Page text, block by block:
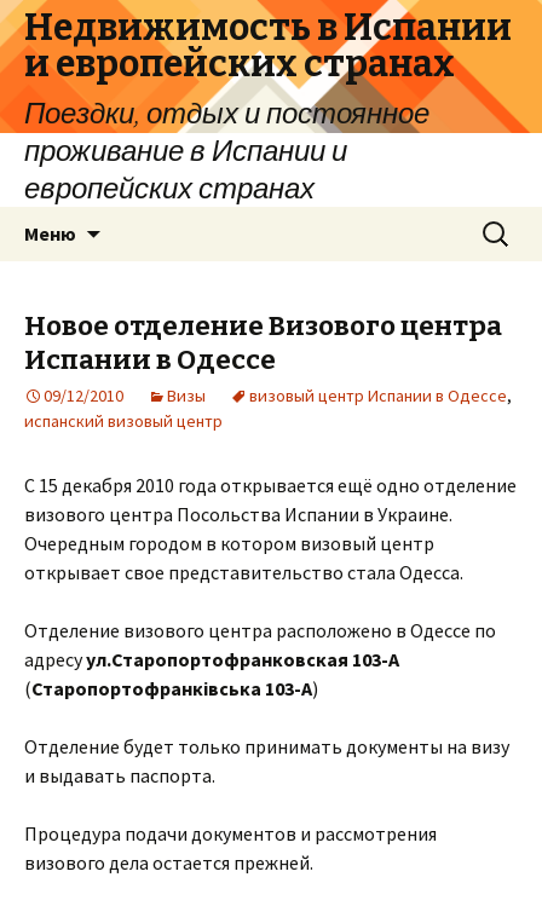
Недвижимость в Испании
и европейских странах
Поездки, отдых и постоянное
проживание в Испании и
европейских странах
Меню Найти:
Новое отделение Визового центра
Испании в Одессе
09/12/2010 Визы визовый центр Испании в Одессе,
испанский визовый центр
С 15 декабря 2010 года открывается ещё одно отделение
визового центра Посольства Испании в Украине.
Очередным городом в котором визовый центр
открывает свое представительство стала Одесса.
Отделение визового центра расположено в Одессе по
адресуул.Старопортофранковская 103-А
(Старопортофранківська 103-А)
Отделение будет только принимать документы на визу
и выдавать паспорта.
Процедура подачи документов и рассмотрения
визового дела остается прежней.